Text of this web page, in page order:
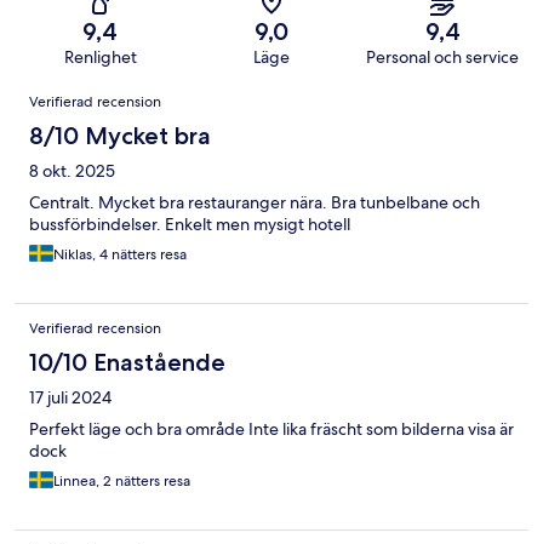
9,4
Renlighet
9,0
Läge
9,4
Personal och service
Recensioner
Verifierad recension
8/10 Mycket bra
8 okt. 2025
Centralt. Mycket bra restauranger nära. Bra tunbelbane och
bussförbindelser. Enkelt men mysigt hotell
Niklas, 4 nätters resa
Verifierad recension
10/10 Enastående
17 juli 2024
Perfekt läge och bra område Inte lika fräscht som bilderna visa är
dock
Linnea, 2 nätters resa